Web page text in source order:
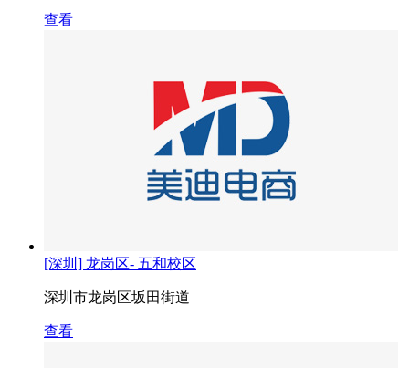
查看
[深圳] 龙岗区- 五和校区
深圳市龙岗区坂田街道
查看